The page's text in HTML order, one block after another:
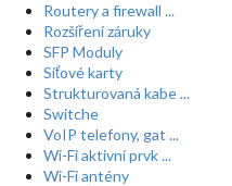
Routery a firewall ...
Rozšíření záruky
SFP Moduly
Síťové karty
Strukturovaná kabe ...
Switche
VoIP telefony, gat ...
Wi-Fi aktivní prvk ...
Wi-Fi antény